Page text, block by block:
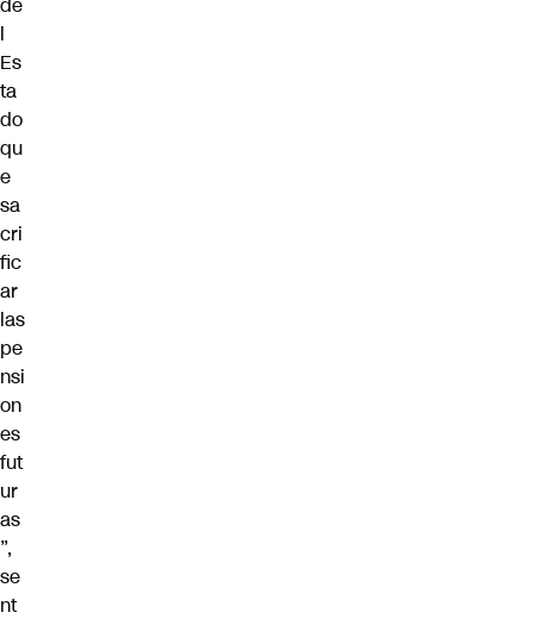
l
Es
ta
do
qu
e
sa
cri
fic
ar
las
pe
nsi
on
es
fut
ur
as
”,
se
nt